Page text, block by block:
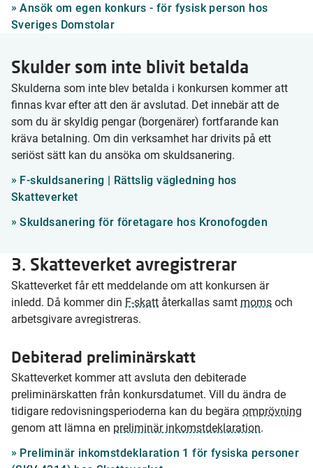
Ansök om egen konkurs - för fysisk person hos
Sveriges Domstolar
Skulder som inte blivit betalda
Skulderna som inte blev betalda i konkursen kommer att
finnas kvar efter att den är avslutad. Det innebär att de
som du är skyldig pengar (borgenärer) fortfarande kan
kräva betalning. Om din verksamhet har drivits på ett
seriöst sätt kan du ansöka om skuldsanering.
F-skuldsanering | Rättslig vägledning hos
Skatteverket
Skuldsanering för företagare hos Kronofogden
3. Skatteverket avregistrerar
Skatteverket får ett meddelande om att konkursen är
inledd. Då kommer din F-skatt återkallas samt moms och
arbetsgivare avregistreras.
Debiterad preliminärskatt
Skatteverket kommer att avsluta den debiterade
preliminärskatten från konkursdatumet. Vill du ändra de
tidigare redovisningsperioderna kan du begära omprövning
genom att lämna en preliminär inkomstdeklaration.
Preliminär inkomstdeklaration 1 för fysiska personer